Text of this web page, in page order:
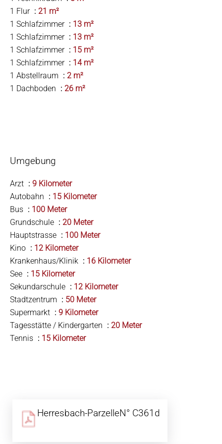
1 Flur
21 m²
1 Schlafzimmer
13 m²
1 Schlafzimmer
13 m²
1 Schlafzimmer
15 m²
1 Schlafzimmer
14 m²
1 Abstellraum
2 m²
1 Dachboden
26 m²
Umgebung
Arzt
9 Kilometer
Autobahn
15 Kilometer
Bus
100 Meter
Grundschule
20 Meter
Hauptstrasse
100 Meter
Kino
12 Kilometer
Krankenhaus/Klinik
16 Kilometer
See
15 Kilometer
Sekundarschule
12 Kilometer
Stadtzentrum
50 Meter
Supermarkt
9 Kilometer
Tagesstätte / Kindergarten
20 Meter
Tennis
15 Kilometer
Herresbach-ParzelleN° C361d